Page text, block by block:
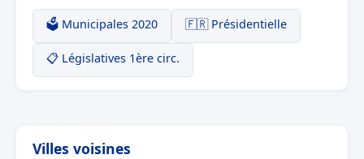
🗳️ Municipales 2020 🇫🇷 Présidentielle
📋 Législatives 1ère circ.
Villes voisines